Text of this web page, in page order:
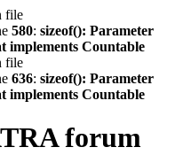
file
580: sizeof(): Parameter
implements Countable
file
636: sizeof(): Parameter
implements Countable
forum